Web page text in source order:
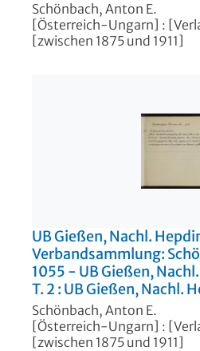
Schönbach, Anton E.
[Österreich-Ungarn] :
[zwischen 1875 und 1911]
UB Gießen, Nachl.
Verbandsammlung:
1055 - UB Gießen,
T. 2 : UB Gießen, Nachl.
300-645
Schönbach, Anton E.
[Österreich-Ungarn] :
[zwischen 1875 und 1911]